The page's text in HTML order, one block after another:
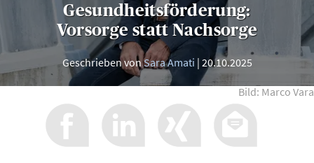
Gesundheitsförderung:
Vorsorge statt Nachsorge
Geschrieben vonSara Amati 20.10.2025
Bild: Marco Vara